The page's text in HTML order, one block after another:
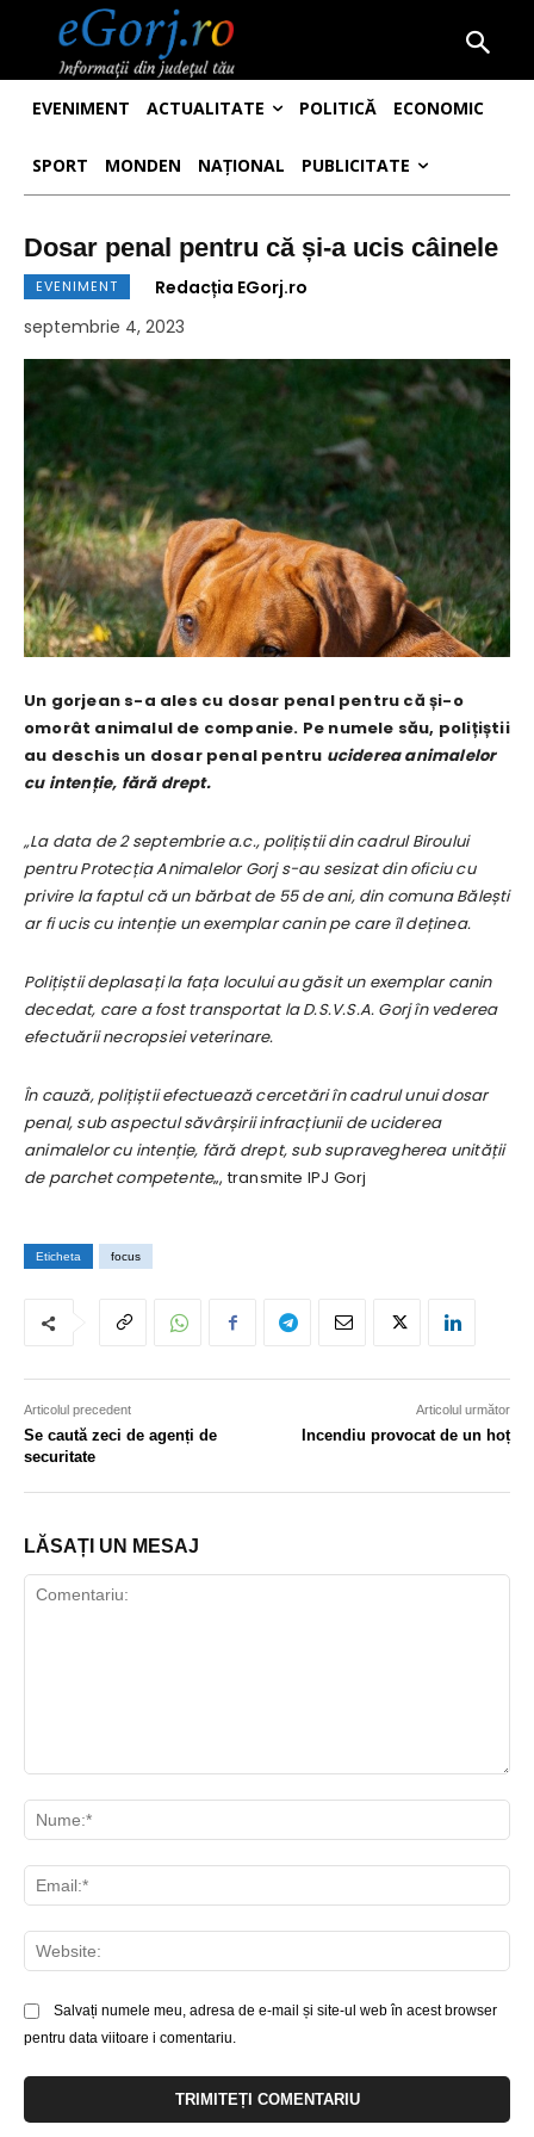
EVENIMENT ACTUALITATE POLITICĂ ECONOMIC
SPORT MONDEN NAȚIONAL PUBLICITATE
Dosar penal pentru că și-a ucis câinele
EVENIMENT
Redacția EGorj.ro
septembrie 4, 2023
Un gorjean s-a ales cu dosar penal pentru că și-o
omorât animalul de companie. Pe numele său, polițiștii
au deschis un dosar penal pentru uciderea animalelor
cu intenție, fără drept.
„La data de 2 septembrie a.c., polițiștii din cadrul Biroului
pentru Protecția Animalelor Gorj s-au sesizat din oficiu cu
privire la faptul că un bărbat de 55 de ani, din comuna Bălești
ar fi ucis cu intenție un exemplar canin pe care îl deținea.
Polițiștii deplasați la fața locului au găsit un exemplar canin
decedat, care a fost transportat la D.S.V.S.A. Gorj în vederea
efectuării necropsiei veterinare.
În cauză, polițiștii efectuează cercetări în cadrul unui dosar
penal, sub aspectul săvârșirii infracțiunii de uciderea
animalelor cu intenție, fără drept, sub supravegherea unității
de parchet competente„, transmite IPJ Gorj
Eticheta focus
Articolul precedent
Se caută zeci de agenți de
securitate
Articolul următor
Incendiu provocat de un hoț
LĂSAȚI UN MESAJ
Salvați numele meu, adresa de e-mail și site-ul web în acest browser
pentru data viitoare i comentariu.